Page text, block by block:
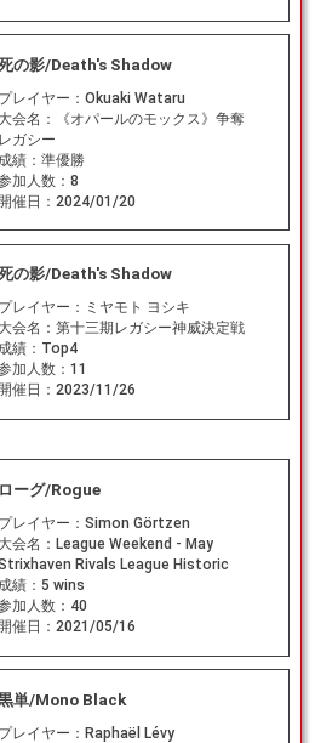
の影/Death's Shadow
プレイヤー： Okuaki Wataru
大会名：
《オパールのモックス》争奪
レガシー
成績： 準優勝
加人数： 8
催日： 2024/01/20
の影/Death's Shadow
プレイヤー： ミヤモト ヨシキ
大会名： 第十三期レガシー神威決定戦
成績： Top4
加人数： 11
開催日： 2023/11/26
ローグ/Rogue
プレイヤー： Simon Görtzen
大会名： League Weekend - May
Rivals League Historic
成績： 5 wins
加人数： 40
開催日： 2021/05/16
単/Mono Black
プレイヤー： Raphaël Lévy